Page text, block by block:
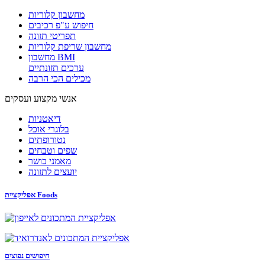
מחשבון קלוריות
חיפוש ע"פ רכיבים
תפריטי תזונה
מחשבון שריפת קלוריות
מחשבון BMI
ערכים תזונתיים
מכילים הכי הרבה
אנשי מקצוע ועסקים
דיאטניות
בלוגרי אוכל
נטורופתים
שפים וטבחים
מאמני כושר
יועצים לתזונה
אפליקציית Foods
חיפושים נפוצים